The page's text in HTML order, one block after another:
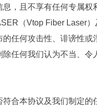
，且不享有任何专属
（Vtop Fiber Laser
任何攻击性、诽谤性
任何我们认为不当、令
合本协议及我们制定